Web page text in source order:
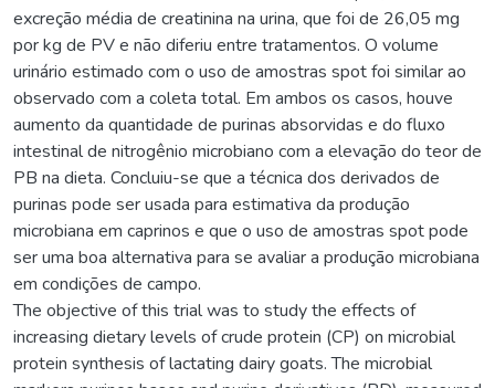
excreção média de creatinina na urina, que foi de 26,05 mg
por kg de PV e não diferiu entre tratamentos. O volume
urinário estimado com o uso de amostras spot foi similar ao
observado com a coleta total. Em ambos os casos, houve
aumento da quantidade de purinas absorvidas e do fluxo
intestinal de nitrogênio microbiano com a elevação do teor de
PB na dieta. Concluiu-se que a técnica dos derivados de
purinas pode ser usada para estimativa da produção
microbiana em caprinos e que o uso de amostras spot pode
ser uma boa alternativa para se avaliar a produção microbiana
em condições de campo.
The objective of this trial was to study the effects of
increasing dietary levels of crude protein (CP) on microbial
protein synthesis of lactating dairy goats. The microbial